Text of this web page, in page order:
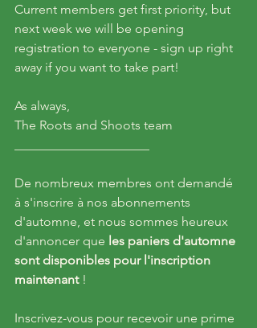
Current members get first priority, but
next week we will be opening
registration to everyone - sign up right
away if you want to take part!
As always,
The Roots and Shoots team
De nombreux membres ont demandé
à s'inscrire à nos abonnements
d'automne, et nous sommes heureux
d'annoncer que les paniers d'automne
sont disponibles pour l'inscription
maintenant !
Inscrivez-vous pour recevoir une prime